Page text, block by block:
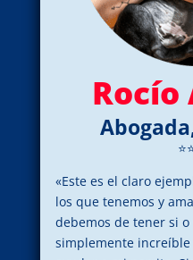
Rocío
«Este es el claro
los que tenemos y
debemos de tener si
simplemente